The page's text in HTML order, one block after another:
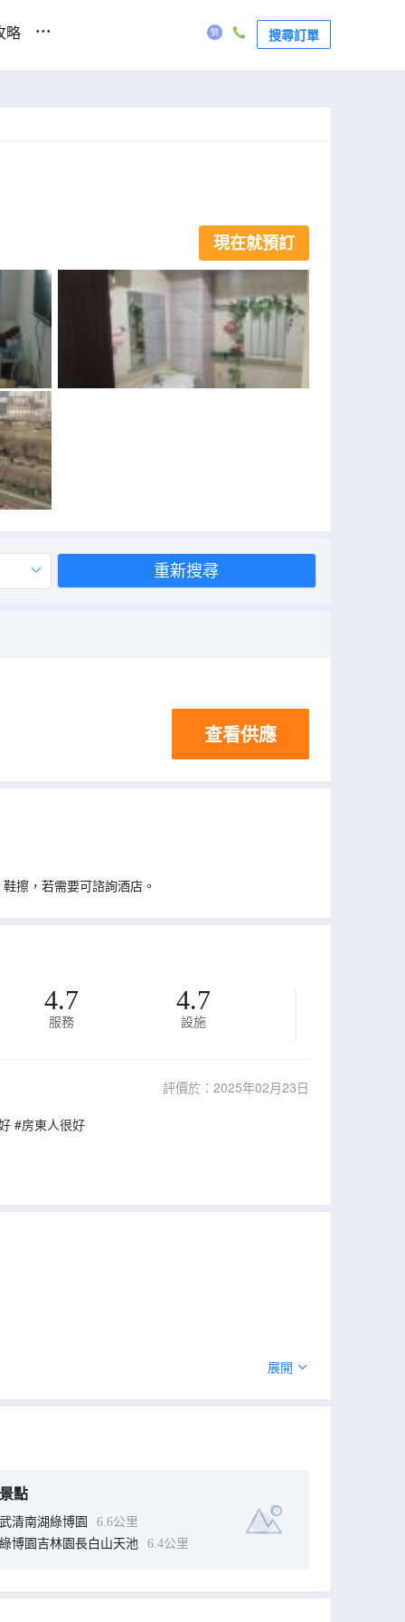
略 ... 搜尋訂單
現在就預訂
重新搜尋
查看供應
擦，若需要可諮詢酒店。
4.7
服務
4.7
設施
評價於：2025年02月23日
#房東人很好
展開
景點
武清南湖綠博園
6.6公里
綠博園吉林園長白山天池
6.4公里